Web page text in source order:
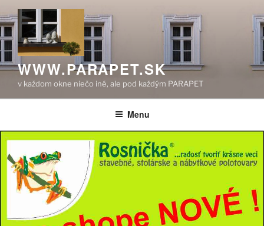
Prejsť
na
obsah
WWW.PARAPET.SK
v každom okne niečo iné, ale pod každým PARAPET
Menu